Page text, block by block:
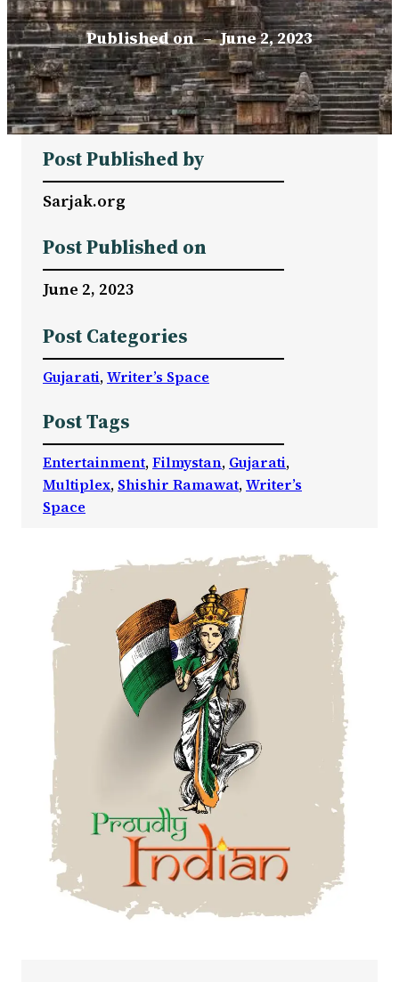
Published on – June 2, 2023
Post Published by
Sarjak.org
Post Published on
June 2, 2023
Post Categories
Gujarati, Writer’s Space
Post Tags
Entertainment, Filmystan, Gujarati
Multiplex, Shishir Ramawat, Writer’s
Space